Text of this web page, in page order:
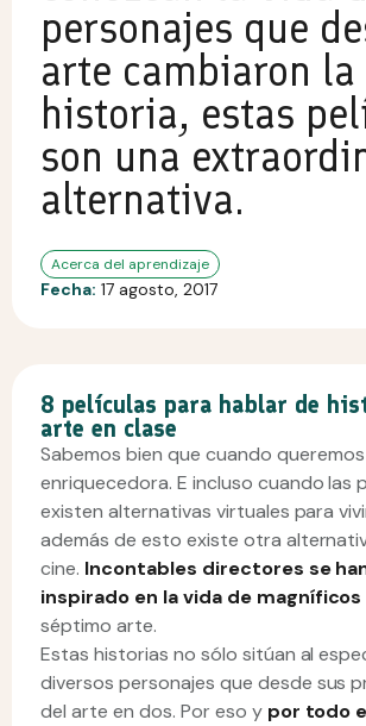
personajes que
arte cambiaron la
historia, estas
son una
alternativa.
Acerca del aprendizaje
Fecha: 17 agosto, 2017
8 películas para hablar de
arte en clase
Sabemos bien que cuando
enriquecedora. E incluso cuando las
existen alternativas virtuales para
además de esto existe otra
cine. Incontables directores se
inspirado en la vida de
séptimo arte.
Estas historias no sólo sitúan al
diversos personajes que desde sus
del arte en dos. Por eso y por todo